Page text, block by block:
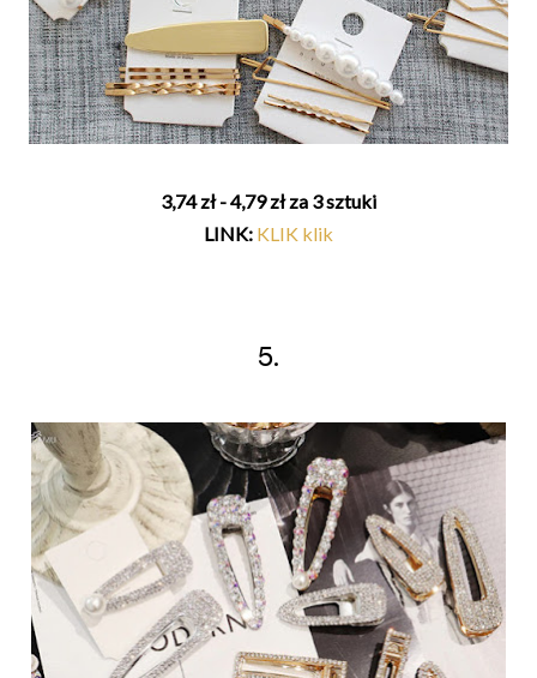
3,74 zł - 4,79 zł za 3 sztuki
LINK: KLIK klik
5.